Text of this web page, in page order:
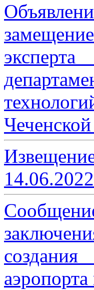
аэропорта